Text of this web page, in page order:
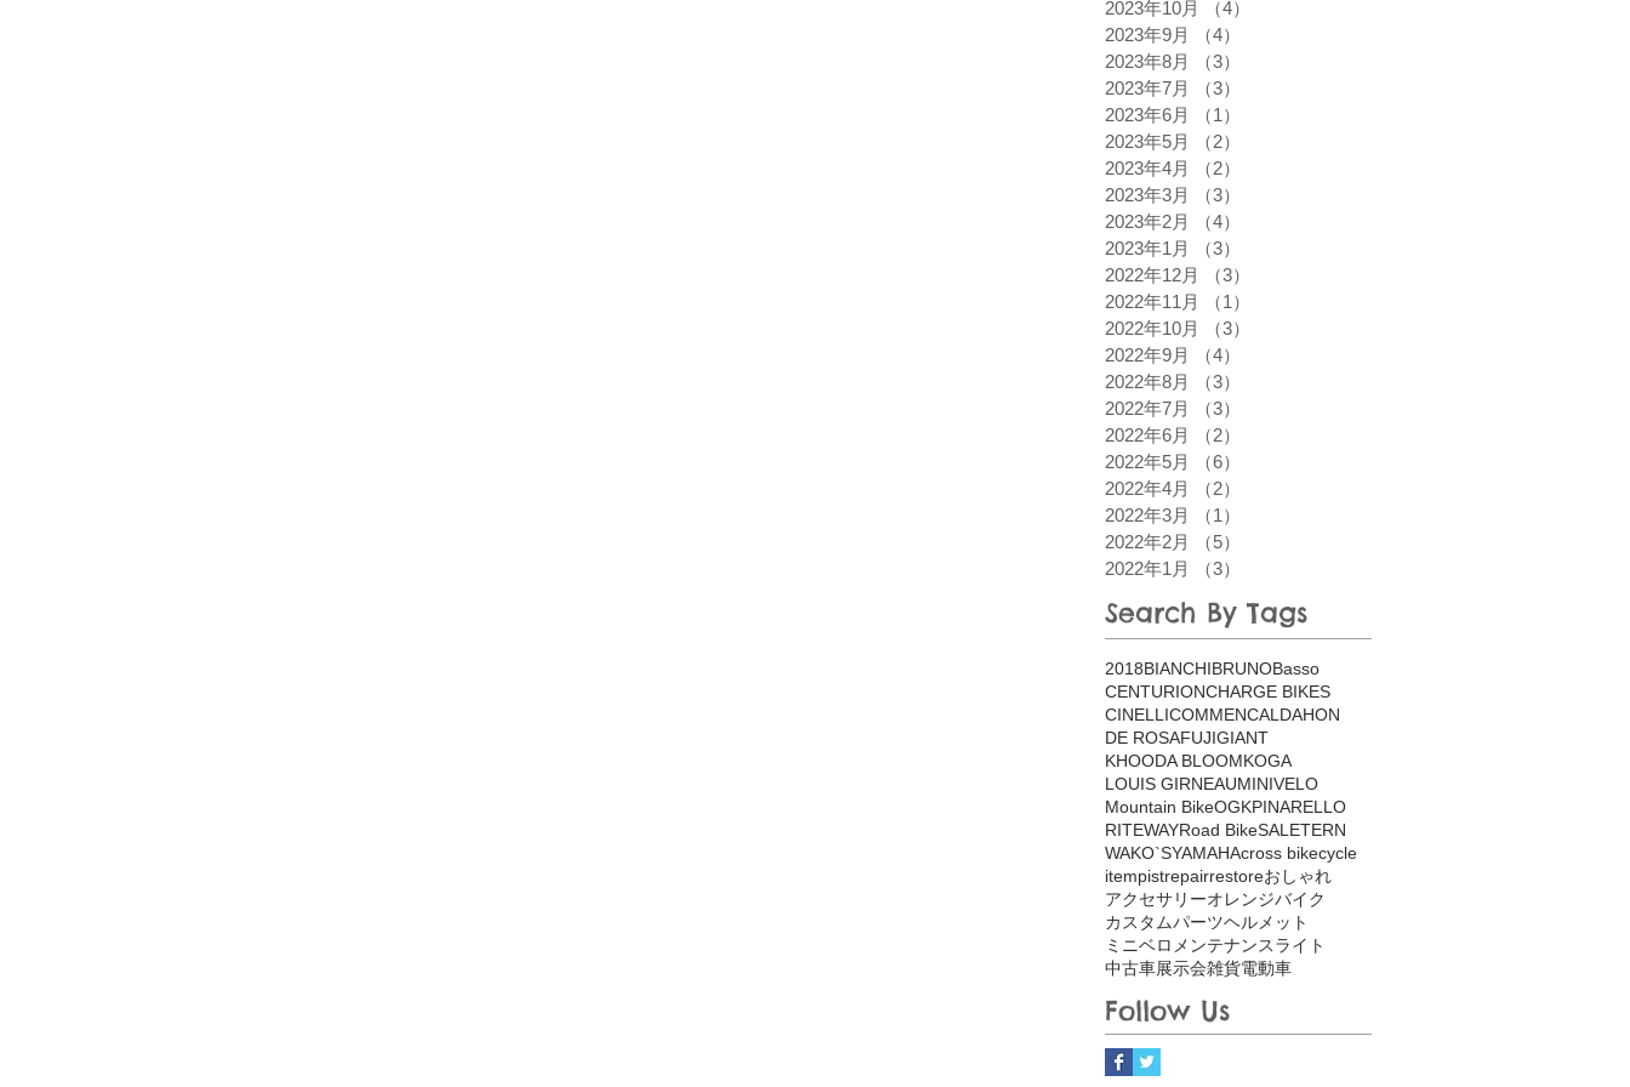
2023年10月
（4）
2023年9月
（4）
2023年8月
（3）
2023年7月
（3）
2023年6月
（1）
2023年5月
（2）
2023年4月
（2）
2023年3月
（3）
2023年2月
（4）
2023年1月
（3）
2022年12月
（3）
2022年11月
（1）
2022年10月
（3）
2022年9月
（4）
2022年8月
（3）
2022年7月
（3）
2022年6月
（2）
2022年5月
（6）
2022年4月
（2）
2022年3月
（1）
2022年2月
（5）
2022年1月
（3）
Search By Tags
2018BIANCHIBRUNOBasso
CENTURIONCHARGE BIKES
CINELLICOMMENCAL DAHON
DE ROSAFUJIGIANT
KHOODA BLOOMKOGA
LOUIS GIRNEAUMINIVELO
Mountain BikeOGKPINARELLO
RITEWAYRoad BikeSALETERN
WAKO`SYAMAHAcross bikecycle
itempistrepairrestoreおしゃれ
アクセサリーオレンジバイク
カスタムパーツヘルメット
ミニベロ メンテナンスライト
中古車展示会雑貨電動車
Follow Us